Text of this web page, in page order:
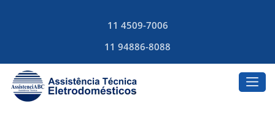
11 4509-7006
11 94886-8088